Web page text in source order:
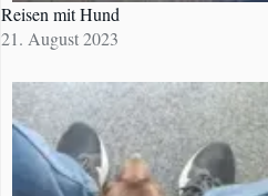
Reisen mit Hund
21. August 2023